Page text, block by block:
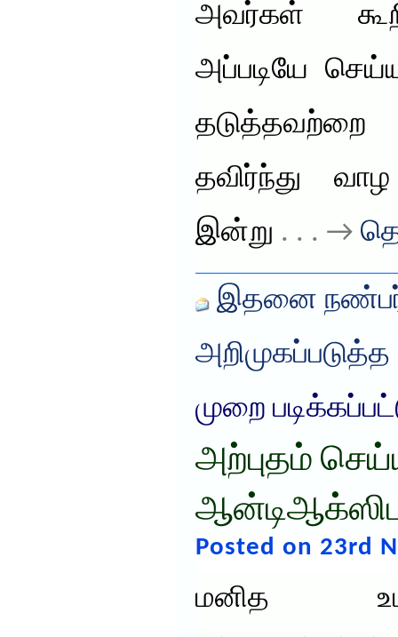
அவர்கள்
அப்படியே
தவிர்ந்து
இன்று . . . →
இதனை
அறிமுகப்படுத்த
முறை
அற்புதம்
Posted on 23rd
மனித